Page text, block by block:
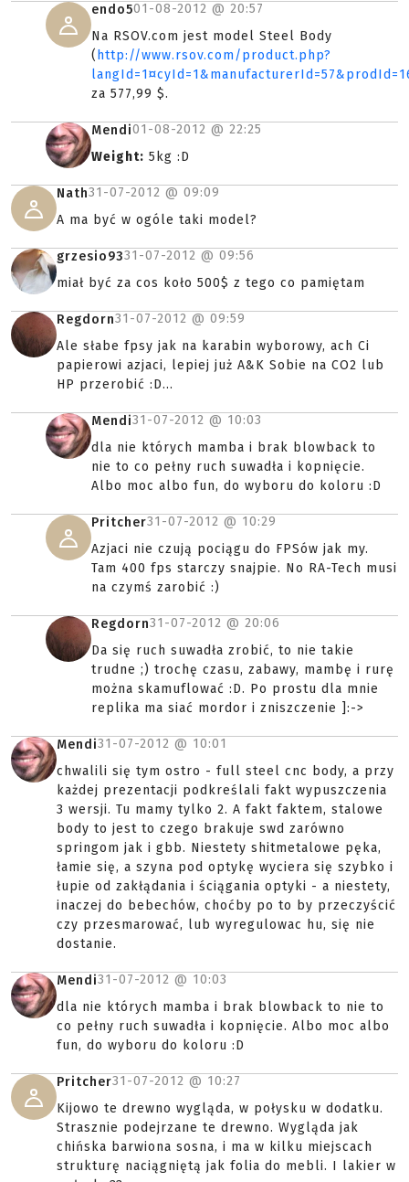
endo501-08-2012 @ 20:57
Na RSOV.com jest model Steel Body
( http://www.rsov.com/product.php?
za 577,99 $.
Mendi01-08-2012 @ 22:25
Weight: 5kg :D
Nath31-07-2012 @ 09:09
A ma być w ogóle taki model?
grzesio9331-07-2012 @ 09:56
miał być za cos koło 500$ z tego co pamiętam
Regdorn31-07-2012 @ 09:59
Ale słabe fpsy jak na karabin wyborowy, ach Ci
papierowi azjaci, lepiej już A&K Sobie na CO2 lub
HP przerobić :D...
Mendi31-07-2012 @ 10:03
dla nie których mamba i brak blowback to
nie to co pełny ruch suwadła i kopnięcie.
Albo moc albo fun, do wyboru do koloru :D
Pritcher31-07-2012 @ 10:29
Azjaci nie czują pociągu do FPSów jak my.
Tam 400 fps starczy snajpie. No RA-Tech musi
na czymś zarobić :)
Regdorn31-07-2012 @ 20:06
Da się ruch suwadła zrobić, to nie takie
trudne ;) trochę czasu, zabawy, mambę i rurę
można skamuflować :D. Po prostu dla mnie
replika ma siać mordor i zniszczenie ]:->
Mendi31-07-2012 @ 10:01
chwalili się tym ostro - full steel cnc body, a przy
każdej prezentacji podkreślali fakt wypuszczenia
3 wersji. Tu mamy tylko 2. A fakt faktem, stalowe
body to jest to czego brakuje swd zarówno
springom jak i gbb. Niestety shitmetalowe pęka,
łamie się, a szyna pod optykę wyciera się szybko i
łupie od zakłądania i ściągania optyki - a niestety,
inaczej do bebechów, choćby po to by przeczyścić
czy przesmarować, lub wyregulowac hu, się nie
dostanie.
Mendi31-07-2012 @ 10:03
dla nie których mamba i brak blowback to nie to
co pełny ruch suwadła i kopnięcie. Albo moc albo
fun, do wyboru do koloru :D
Pritcher31-07-2012 @ 10:27
Kijowo te drewno wygląda, w połysku w dodatku.
Strasznie podejrzane te drewno. Wygląda jak
chińska barwiona sosna, i ma w kilku miejscach
strukturę naciągniętą jak folia do mebli. I lakier w